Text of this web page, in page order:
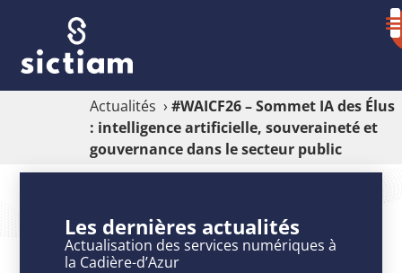
Actualités › #WAICF26 – Sommet IA des Élus
: intelligence artificielle, souveraineté et
gouvernance dans le secteur public
Sommet
Les dernières actualités
Actualisation des services numériques à
la Cadière-d’Azur